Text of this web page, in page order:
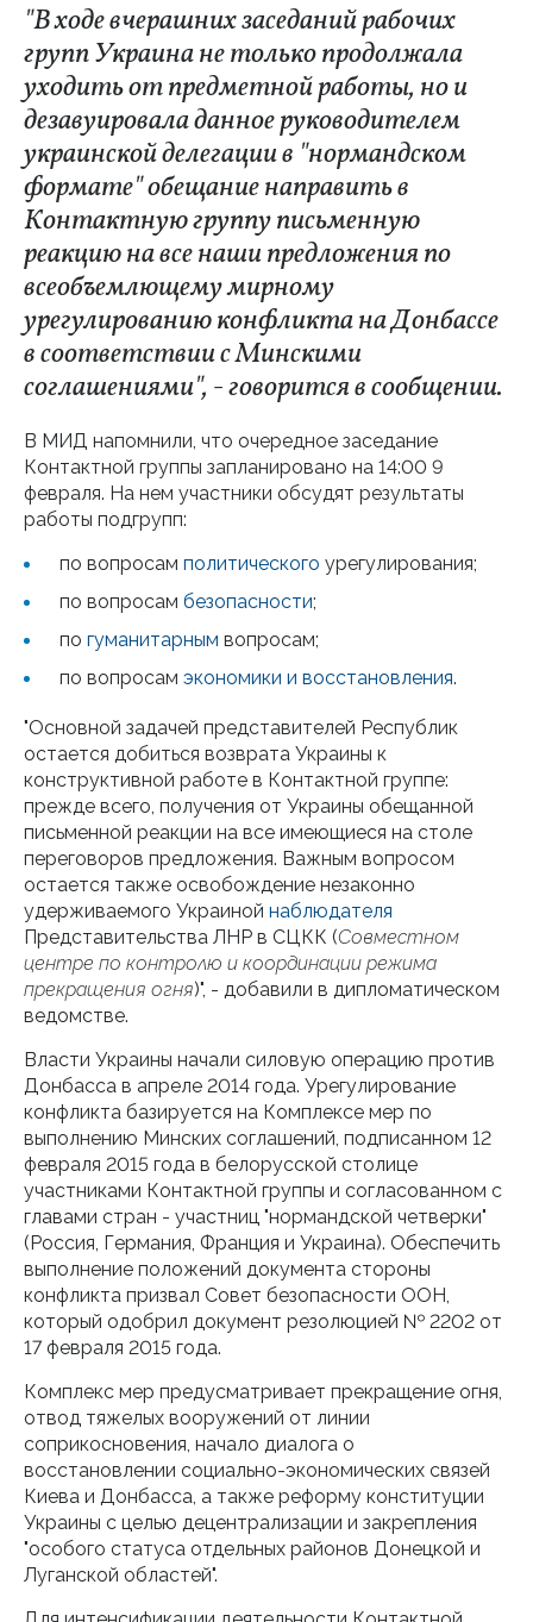
"В ходе вчерашних заседаний рабочих
групп Украина не только продолжала
уходить от предметной работы, но и
дезавуировала данное руководителем
украинской делегации в "нормандском
формате" обещание направить в
Контактную группу письменную
реакцию на все наши предложения по
всеобъемлющему мирному
урегулированию конфликта на Донбассе
в соответствии с Минскими
соглашениями", - говорится в сообщении.
В МИД напомнили, что очередное заседание
Контактной группы запланировано на 14:00 9
февраля. На нем участники обсудят результаты
работы подгрупп:
по вопросам политического урегулирования;
по вопросам безопасности;
по гуманитарным вопросам;
по вопросам экономики и восстановления.
"Основной задачей представителей Республик
остается добиться возврата Украины к
конструктивной работе в Контактной группе:
прежде всего, получения от Украины обещанной
письменной реакции на все имеющиеся на столе
переговоров предложения. Важным вопросом
остается также освобождение незаконно
удерживаемого Украиной наблюдателя
Представительства ЛНР в СЦКК (Совместном
центре по контролю и координации режима
прекращения огня)", - добавили в дипломатическом
ведомстве.
Власти Украины начали силовую операцию против
Донбасса в апреле 2014 года. Урегулирование
конфликта базируется на Комплексе мер по
выполнению Минских соглашений, подписанном 12
февраля 2015 года в белорусской столице
участниками Контактной группы и согласованном с
главами стран - участниц "нормандской четверки"
(Россия, Германия, Франция и Украина). Обеспечить
выполнение положений документа стороны
конфликта призвал Совет безопасности ООН,
который одобрил документ резолюцией № 2202 от
17 февраля 2015 года.
Комплекс мер предусматривает прекращение огня,
отвод тяжелых вооружений от линии
соприкосновения, начало диалога о
восстановлении социально-экономических связей
Киева и Донбасса, а также реформу конституции
Украины с целью децентрализации и закрепления
"особого статуса отдельных районов Донецкой и
Луганской областей".